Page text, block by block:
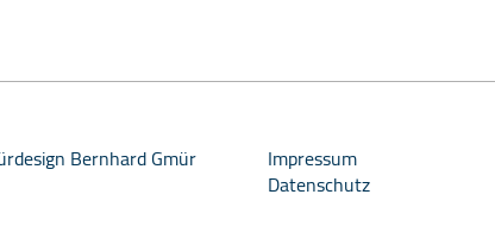
Bernhard Gmür Impressum
Datenschutz